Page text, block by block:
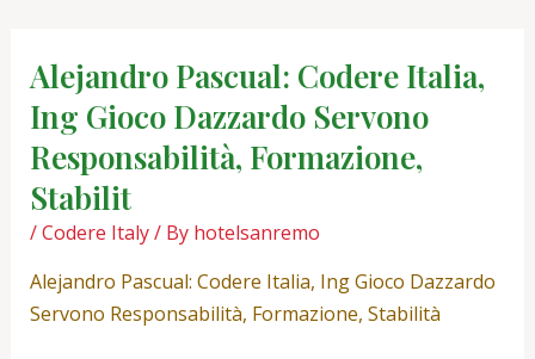
content
Alejandro Pascual: Codere Italia,
Ing Gioco Dazzardo Servono
Responsabilità, Formazione,
Stabilit
/Codere Italy/ By hotelsanremo
Alejandro Pascual: Codere Italia, Ing Gioco Dazzardo
Servono Responsabilità, Formazione, Stabilità